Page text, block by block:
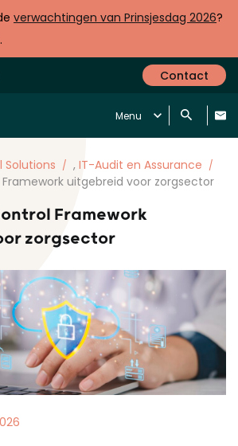
verwachtingen van Prinsjesdag 2026?
Contact
Menu
Solutions , IT-Audit en Assurance
uitgebreid voor zorgsector
Framework
zorgsector